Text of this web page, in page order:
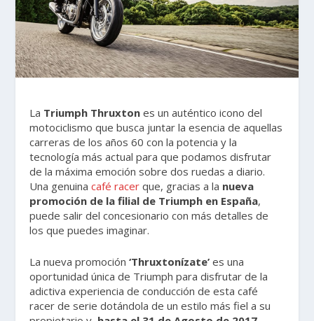
La Triumph Thruxton es un auténtico icono del
motociclismo que busca juntar la esencia de aquellas
carreras de los años 60 con la potencia y la
tecnología más actual para que podamos disfrutar
de la máxima emoción sobre dos ruedas a diario.
Una genuinacafé racer que, gracias a la nueva
promoción de la filial de Triumph en España,
puede salir del concesionario con más detalles de
los que puedes imaginar.
La nueva promoción‘Thruxtonízate’ es una
oportunidad única de Triumph para disfrutar de la
adictiva experiencia de conducción de esta café
racer de serie dotándola de un estilo más fiel a su